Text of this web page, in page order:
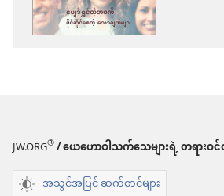
JW.ORG®/ ယေဟောဝါသက်သေများရဲ့ တရာ
အသွင်အပြင် ဆက်တင်များ